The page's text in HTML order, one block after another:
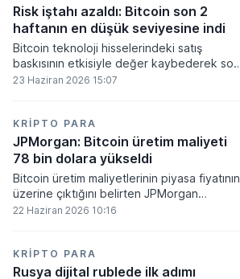
Risk iştahı azaldı: Bitcoin son 2
haftanın en düşük seviyesine indi
Bitcoin teknoloji hisselerindeki satış
baskısının etkisiyle değer kaybederek son
iki haftanın en düşük seviyesini gördü.
23 Haziran 2026 15:07
KRIPTO PARA
JPMorgan: Bitcoin üretim maliyeti
78 bin dolara yükseldi
Bitcoin üretim maliyetlerinin piyasa fiyatının
üzerine çıktığını belirten JPMorgan
analistleri, madencilik sektöründeki kârlılık
22 Haziran 2026 10:16
KRIPTO PARA
Rusya dijital rublede ilk adımı